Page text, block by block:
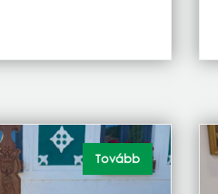
Tovább